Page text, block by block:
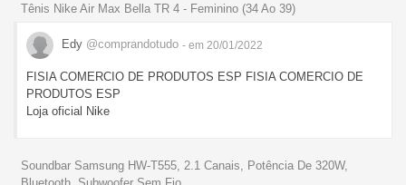
Tênis Nike Air Max Bella TR 4 - Feminino (34 Ao 39)
Edy @comprandotudo - em 20/01/2022
FISIA COMERCIO DE PRODUTOS ESP FISIA COMERCIO DE
PRODUTOS ESP
Loja oficial Nike
Soundbar Samsung HW-T555, 2.1 Canais, Potência De 320W,